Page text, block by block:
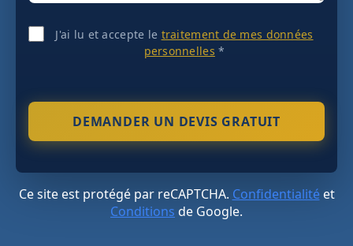
J'ai lu et accepte le traitement de mes données
personnelles *
Ce site est protégé par reCAPTCHA. Confidentialitéet
Conditions de Google.